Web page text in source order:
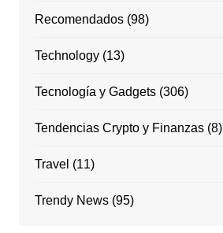
Recomendados(98)
Technology(13)
Tecnología y Gadgets(306)
Tendencias Crypto y Finanzas(8)
Travel (11)
Trendy News(95)